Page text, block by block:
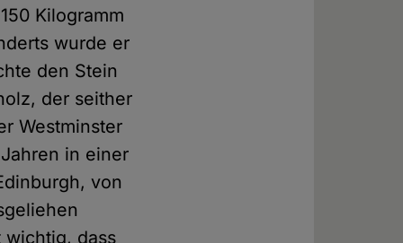
Kilogramm
wurde er
den Stein
der seither
Westminster
in einer
von
dass